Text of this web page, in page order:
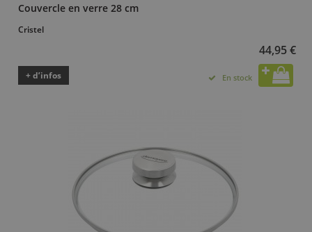
Couvercle en verre 28 cm
Cristel
44,95 €
+ d’infos En stock